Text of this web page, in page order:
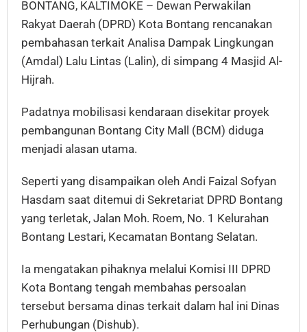
BONTANG, KALTIMOKE – Dewan Perwakilan
Rakyat Daerah (DPRD) Kota Bontang rencanakan
pembahasan terkait Analisa Dampak Lingkungan
(Amdal) Lalu Lintas (Lalin), di simpang 4 Masjid Al-
Hijrah.
Padatnya mobilisasi kendaraan disekitar proyek
pembangunan Bontang City Mall (BCM) diduga
menjadi alasan utama.
Seperti yang disampaikan oleh Andi Faizal Sofyan
Hasdam saat ditemui di Sekretariat DPRD Bontang
yang terletak, Jalan Moh. Roem, No. 1 Kelurahan
Bontang Lestari, Kecamatan Bontang Selatan.
Ia mengatakan pihaknya melalui Komisi III DPRD
Kota Bontang tengah membahas persoalan
tersebut bersama dinas terkait dalam hal ini Dinas
Perhubungan (Dishub).